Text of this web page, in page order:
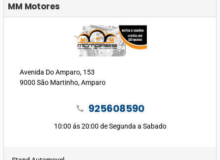
MM Motores
Avenida Do Amparo, 153
9000 São Martinho, Amparo
call 925608590
10:00 ás 20:00 de Segunda a Sabado